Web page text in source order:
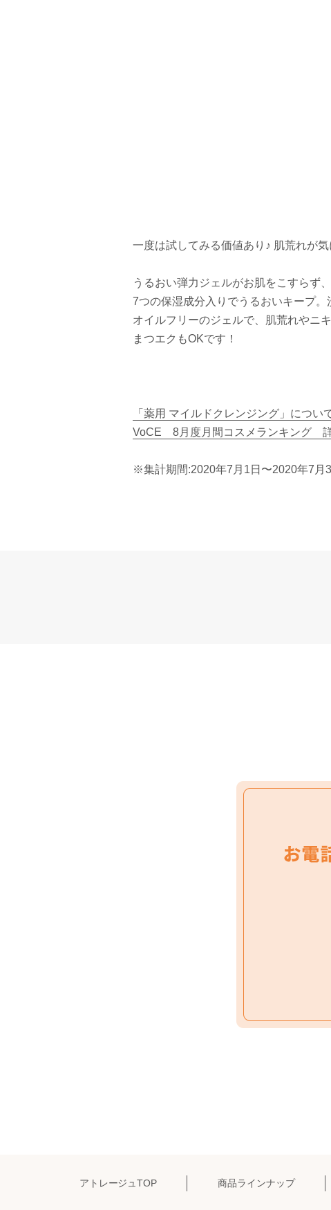
一度は試してみる価値あり♪ 肌荒れが
うるおい弾力ジェルがお肌をこすらず
7つの保湿成分入りでうるおいキープ。
オイルフリーのジェルで、肌荒れやニ
まつエクもOKです！
「薬用 マイルドクレンジング」につい
VoCE 8月度月間コスメランキング 詳
※集計期間:2020年7月1日〜2020年7月
アトレージュTOP 商品ラインナップ